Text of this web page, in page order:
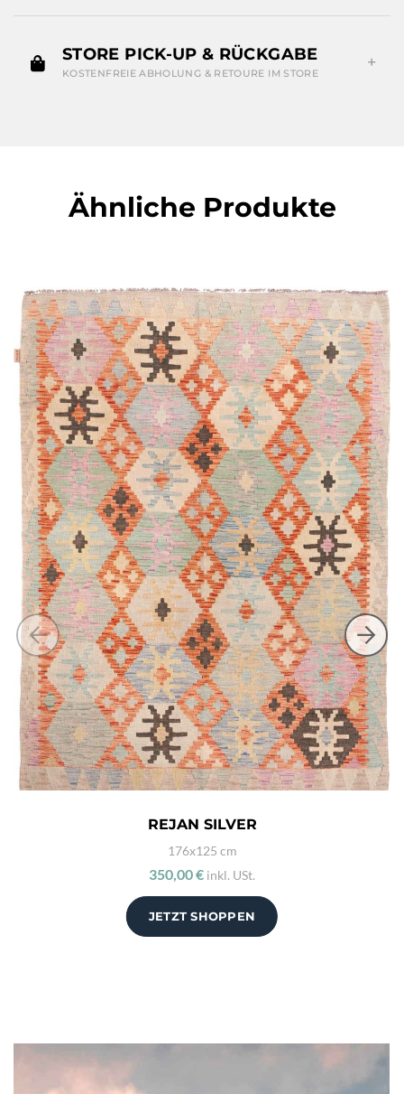
STORE PICK-UP & RÜCKGABE
KOSTENFREIE ABHOLUNG & RETOURE IM STORE
Ähnliche Produkte
JETZT SHOPPEN
REJAN SILVER
176x125 cm
350,00 € inkl. USt.